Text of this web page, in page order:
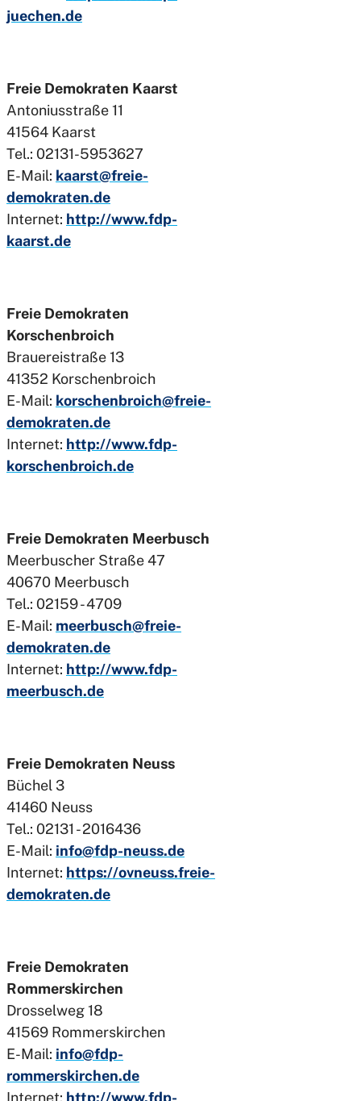
juechen.de
Freie Demokraten Kaarst
Antoniusstraße 11
41564 Kaarst
Tel.: 02131-5953627
E-Mail: kaarst@freie-
demokraten.de
Internet: http://www.fdp-
kaarst.de
Freie Demokraten
Korschenbroich
Brauereistraße 13
41352 Korschenbroich
E-Mail: korschenbroich@freie-
demokraten.de
Internet: http://www.fdp-
korschenbroich.de
Freie Demokraten Meerbusch
Meerbuscher Straße 47
40670 Meerbusch
Tel.: 02159 - 4709
E-Mail: meerbusch@freie-
demokraten.de
Internet: http://www.fdp-
meerbusch.de
Freie Demokraten Neuss
Büchel 3
41460 Neuss
Tel.: 02131 - 2016436
E-Mail: info@fdp-neuss.de
Internet: https://ovneuss.freie-
demokraten.de
Freie Demokraten
Rommerskirchen
Drosselweg 18
41569 Rommerskirchen
E-Mail: info@fdp-
rommerskirchen.de
Internet: http://www.fdp-